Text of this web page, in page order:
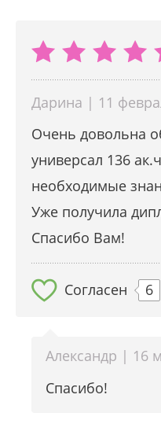
Дарина | 11
Очень довольна
универсал 136
необходимые
Уже получила
Спасибо Вам!
Согласен 6
Александр | 16
Спасибо!